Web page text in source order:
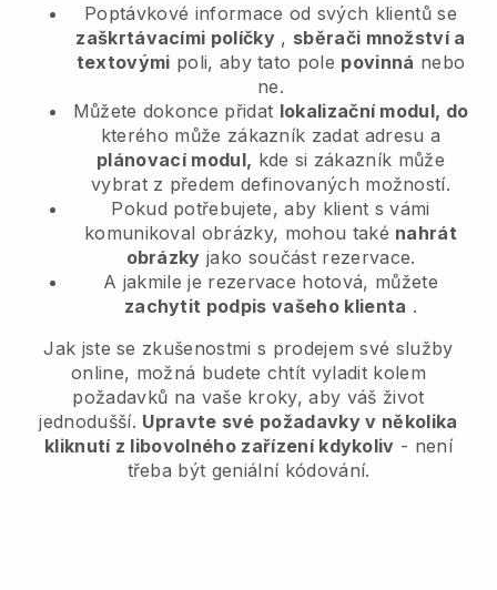
Poptávkové informace od svých klientů se
zaškrtávacími políčky , sběrači množství a
textovými poli, aby tato pole povinná nebo
ne.
Můžete dokonce přidat lokalizační modul, do
kterého může zákazník zadat adresu a
plánovací modul, kde si zákazník může
vybrat z předem definovaných možností.
Pokud potřebujete, aby klient s vámi
komunikoval obrázky, mohou také nahrát
obrázky jako součást rezervace.
A jakmile je rezervace hotová, můžete
zachytit podpis vašeho klienta .
Jak jste se zkušenostmi s prodejem své služby
online, možná budete chtít vyladit kolem
požadavků na vaše kroky, aby váš život
jednodušší. Upravte své požadavky v několika
kliknutí z libovolného zařízení kdykoliv - není
třeba být geniální kódování.